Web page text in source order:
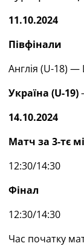
11.10.2024
Півфінали
Англія (U-18) —
Україна (U-19)
14.10.2024
Матч за 3-тє
12:30/14:30
Фінал
12:30/14:30
Час початку